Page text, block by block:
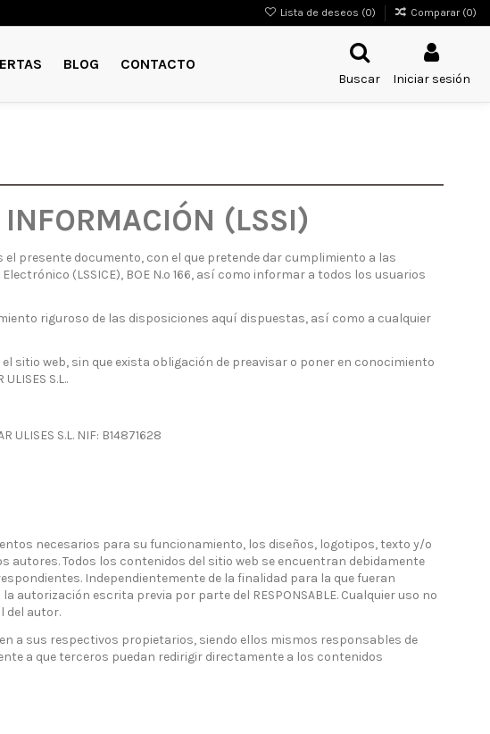
Lista de deseos (0) Comparar (0)
BLOG CONTACTO
Buscar Iniciar sesión
INFORMACIÓN (LSSI)
el presente documento, con el que pretende dar cumplimiento a las
(LSSICE), BOE N.o 166, así como informar a todos los usuarios
riguroso de las disposiciones aquí dispuestas, así como a cualquier
el sitio web, sin que exista obligación de preavisar o poner en conocimiento
S.L..
S.L. NIF: B14871628
necesarios para su funcionamiento, los diseños, logotipos, texto y/o
autores. Todos los contenidos del sitio web se encuentran debidamente
Independientemente de la finalidad para la que fueran
escrita previa por parte del RESPONSABLE. Cualquier uso no
del autor.
a sus respectivos propietarios, siendo ellos mismos responsables de
a que terceros puedan redirigir directamente a los contenidos